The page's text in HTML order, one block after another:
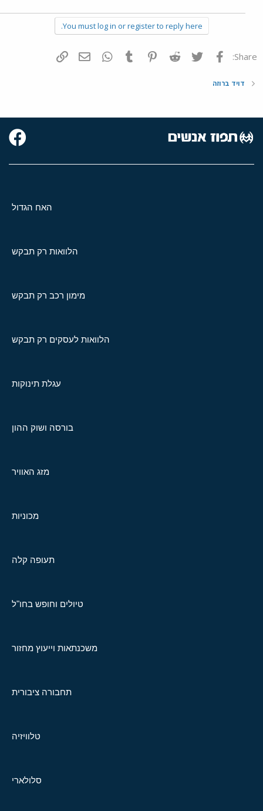
You must log in or register to reply here.
Share: פייסבוק Twitter
Reddit
Pinterest
Tumblr
WhatsAppדואר אלקטרוני
דויד ברוזה
האח הגדול
הלוואות רק תבקש
מימון רכב רק תבקש
הלוואות לעסקים רק תבקש
עגלת תינוקות
בורסה ושוק ההון
מזג האוויר
מכוניות
תעופה קלה
טיולים וחופש בחו"ל
משכנתאות וייעוץ מחזור
תחבורה ציבורית
טלוויזיה
סלולארי